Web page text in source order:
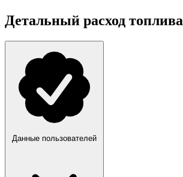
Детальный расход топлива
Данные пользователей